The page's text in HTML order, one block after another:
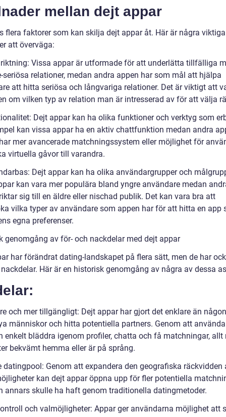
mellan dejt appar
flera faktorer som kan skilja dejt appar åt. Här är några viktiga
att överväga:
Vissa appar är utformade för att underlätta tillfälliga
seriösa relationer, medan andra appen har som mål att hjälpa
att hitta seriösa och långvariga relationer. Det är viktigt att
om vilken typ av relation man är intresserad av för att välja
Dejt appar kan ha olika funktioner och verktyg som
kan vissa appar ha en aktiv chattfunktion medan andra
mer avancerade matchningssystem eller möjlighet för
virtuella gåvor till varandra.
Dejt appar kan ha olika användargrupper och
kan vara mer populära bland yngre användare medan
sig till en äldre eller nischad publik. Det kan vara bra att
vilka typer av användare som appen har för att hitta en app
egna preferenser.
genomgång av för- och nackdelar med dejt appar
har förändrat dating-landskapet på flera sätt, men de har
Här är en historisk genomgång av några av dessa
och mer tillgängligt: Dejt appar har gjort det enklare än
människor och hitta potentiella partners. Genom att
enkelt bläddra igenom profiler, chatta och få matchningar, allt
bekvämt hemma eller är på språng.
datingpool: Genom att expandera den geografiska räckvidden
kan dejt appar öppna upp för fler potentiella
annars skulle ha haft genom traditionella datingmetoder.
och valmöjligheter: Appar ger användarna möjlighet att